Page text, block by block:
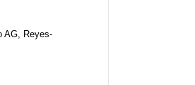
AG, Reyes-